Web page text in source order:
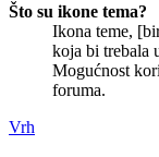
Što su ikone tema?
Ikona teme,
koja bi trebala
Mogućnost
foruma.
Vrh